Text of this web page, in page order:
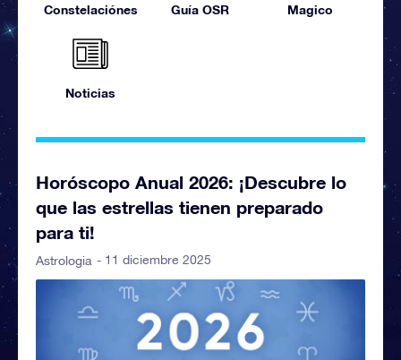
Constelaciónes Guía OSR Magico
Noticias
Horóscopo Anual 2026: ¡Descubre lo
que las estrellas tienen preparado
para ti!
Astrologia - 11 diciembre 2025